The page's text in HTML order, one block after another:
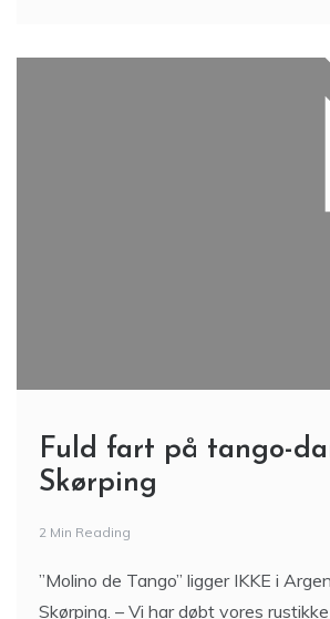
Fuld fart på tango-
Skørping
2 Min Reading
”Molino de Tango” ligger IKKE i
Skørping. – Vi har døbt vores